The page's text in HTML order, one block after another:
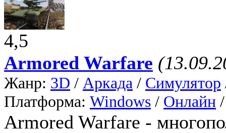
4,5
Armored Warfare
Жанр: 3D / Аркада / Симулятор
Платформа: Windows / Онлайн
Armored Warfare -